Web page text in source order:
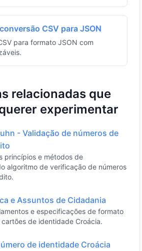
CSV para JSON
para formato JSON com
relacionadas que
experimentar
- Validação de números de
princípios e métodos de
algoritmo de verificação de números
e Assuntos de Cidadania
e especificações de formato
de identidade Croácia.
de identidade Croácia